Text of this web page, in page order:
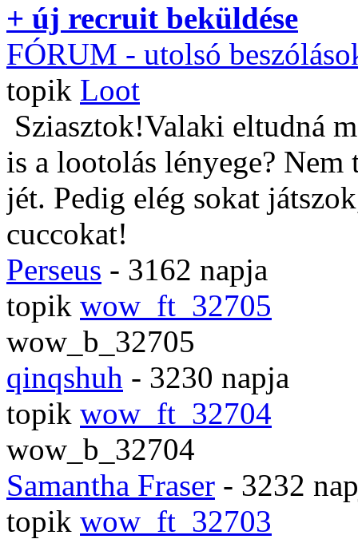
+ új recruit beküldése
FÓRUM - utolsó
topik Loot
Sziasztok!Valaki eltudná
is a lootolás lényege?
jét. Pedig elég sokat
cuccokat!
Perseus - 3162 napja
topik wow_ft_32705
wow_b_32705
qinqshuh - 3230 napja
topik wow_ft_32704
wow_b_32704
Samantha Fraser - 3232
topik wow_ft_32703